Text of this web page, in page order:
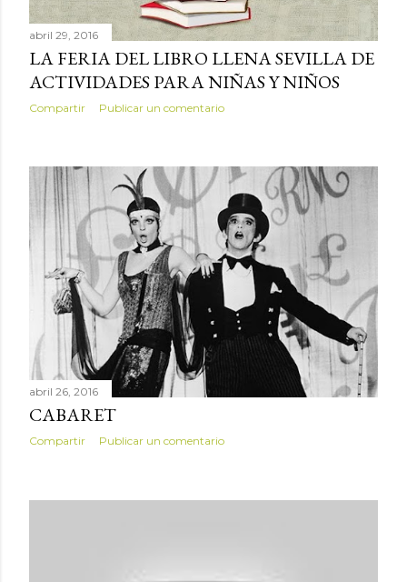
abril 29, 2016
LA FERIA DEL LIBRO LLENA SEVILLA DE
ACTIVIDADES PARA NIÑAS Y NIÑOS
Compartir Publicar un comentario
abril 26, 2016
CABARET
Compartir Publicar un comentario